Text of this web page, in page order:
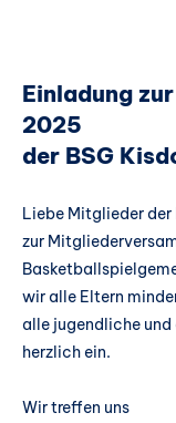
Einladung
2025
der BSG
Liebe Mitglieder
zur
wir alle Eltern
alle jugendliche
herzlich ein.
Wir treffen uns